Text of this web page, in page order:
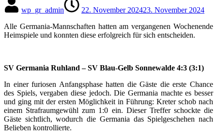
wp_gr_admin 22. November 202423. November 2024
Alle Germania-Mannschaften hatten am vergangenen Wochenende
Heimspiele und konnten diese erfolgreich für sich entscheiden.
SV Germania Ruhland – SV Blau-Gelb Sonnewalde 4:3 (3:1)
In einer furiosen Anfangsphase hatten die Gäste die erste Chance
des Spiels, vergaben diese jedoch. Die Germania machte es besser
und ging mit der ersten Möglichkeit in Führung: Kreter schob nach
einem Strafraumgewühl zum 1:0 ein. Dieser Treffer schockte die
Gäste sichtlich, wodurch die Germania das Spielgeschehen nach
Belieben kontrollierte.